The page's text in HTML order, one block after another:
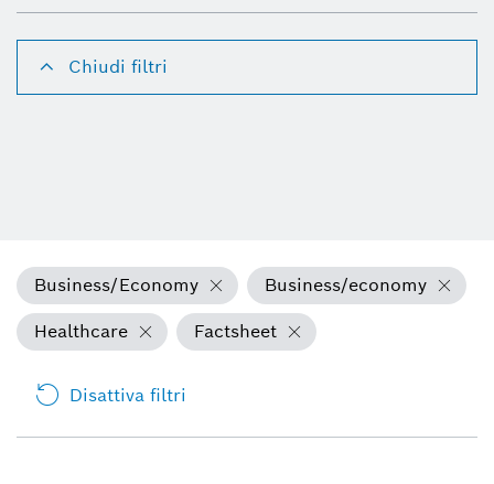
Chiudi filtri
Business/Economy
Business/economy
Healthcare
Factsheet
Disattiva filtri